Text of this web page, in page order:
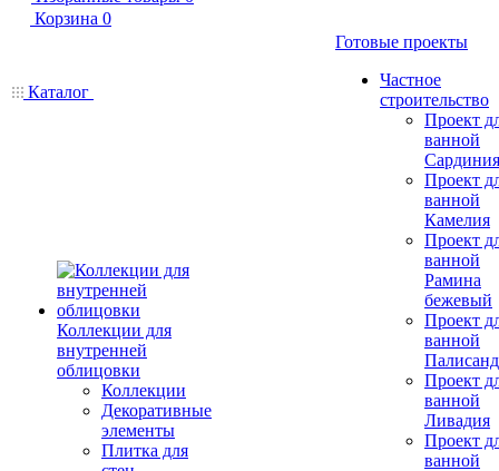
Корзина 0
Каталог
Коллекции для
внутренней
облицовки
Коллекции
Декоративные
элементы
Плитка для
Готовые проекты
Частное
строительство
Проект
ванной
Сардиния
Проект
ванной
Камелия
Проект
ванной
Рамина
бежевый
Проект
ванной
Проект
ванной
Ливадия
Проект
ванной